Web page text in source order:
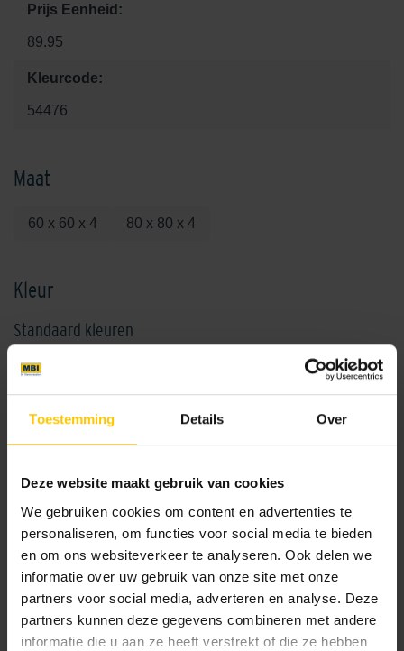
Toestemming Details Over
Deze website maakt gebruik van cookies
We gebruiken cookies om content en advertenties te
personaliseren, om functies voor social media te bieden
en om ons websiteverkeer te analyseren. Ook delen we
informatie over uw gebruik van onze site met onze
partners voor social media, adverteren en analyse. Deze
partners kunnen deze gegevens combineren met andere
informatie die u aan ze heeft verstrekt of die ze hebben
Prijs Eenheid:
89.95
Kleurcode:
54476
Maat
60 x 60 x 4 80 x 80 x 4
Kleur
Standaard kleuren
Beige Fumo